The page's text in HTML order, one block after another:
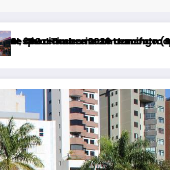
pessoas e a cidade”,
na capital da música
Tudo sobre o Festival